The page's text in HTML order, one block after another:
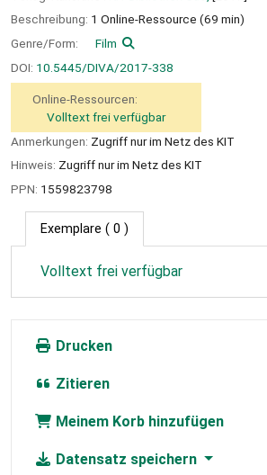
Beschreibung: 1 Online-Ressource (69 min)
Genre/Form:
Film
DOI: 10.5445/DIVA/2017-338
Online-Ressourcen:
Volltext frei verfügbar
Anmerkungen: Zugriff nur im Netz des KIT
Hinweis: Zugriff nur im Netz des KIT
PPN: 1559823798
Exemplare ( 0 )
Volltext frei verfügbar
Drucken
Zitieren
Meinem Korb hinzufügen
Datensatz speichern